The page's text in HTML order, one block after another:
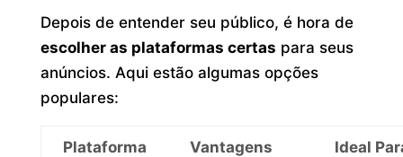
Depois de entender seu público, é hora de
escolher as plataformas certas para seus
anúncios. Aqui estão algumas opções
populares:
Plataforma Vantagens Ideal